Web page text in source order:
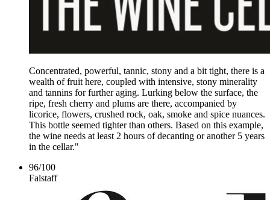
Concentrated, powerful, tannic, stony and a bit tight, there is a
wealth of fruit here, coupled with intensive, stony minerality
and tannins for further aging. Lurking below the surface, the
ripe, fresh cherry and plums are there, accompanied by
licorice, flowers, crushed rock, oak, smoke and spice nuances.
This bottle seemed tighter than others. Based on this example,
the wine needs at least 2 hours of decanting or another 5 years
in the cellar."
96/100
Falstaff